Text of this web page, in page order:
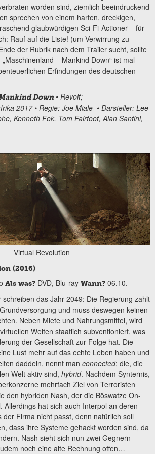
worden sind, ziemlich beeindruckend
sprechen von einem harten, dreckigen,
glaubwürdigen Sci-Fi-Actioner – für
Rauf auf die Liste! (um Verwirrung zu
der Rubrik nach dem Trailer sucht, sollte
„Maschinenland – Mankind Down“ ist mal
Erfindungen des deutschen
Down • Revolt;
2017 • Regie: Joe Miale • Darsteller: Lee
Kenneth Fok, Tom Fairfoot, Alan Santini,
Virtual Revolution
(2016)
Als was? DVD, Blu-ray Wann? 06.10.
schreiben das Jahr 2049: Die Regierung zahlt
und muss deswegen keinen
Neben Miete und Nahrungsmittel, wird
Welten staatlich subventioniert, was
der Gesellschaft zur Folge hat. Die
Lust mehr auf das echte Leben haben und
daddeln, nennt man connected; die, die
Welt aktiv sind, hybrid. Nachdem Synternis,
mehrfach Ziel von Terroristen
den hybriden Nash, der die Böswatze On-
Allerdings hat sich auch Interpol an deren
der Firma nicht passt, denn natürlich soll
dass ihre Systeme gehackt worden sind, da
Nash sieht sich nun zwei Gegnern
noch eine alte Rechnung offen…